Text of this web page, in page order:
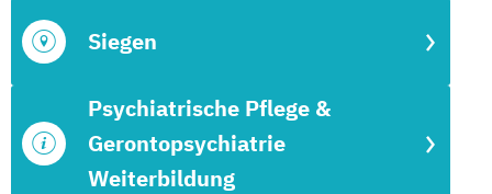
Psychiatrische Pflege &
Gerontopsychiatrie
Weiterbildung
Siegen